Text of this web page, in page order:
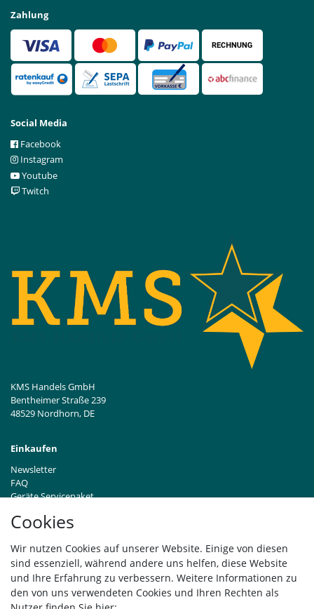
Cookies
Wir nutzen Cookies auf unserer Website. Einige von diesen
sind essenziell, während andere uns helfen, diese Website
und Ihre Erfahrung zu verbessern. Weitere Informationen zu
den von uns verwendeten Cookies und Ihren Rechten als
Zahlung
Social Media
Facebook
Instagram
Youtube
Twitch
KMS Handels GmbH
Bentheimer Straße 239
48529 Nordhorn, DE
Einkaufen
Newsletter
FAQ
Geräte Servicepaket
Händleranfragen B2B
Widerrufsrecht
Vertrag widerrufen
Versand